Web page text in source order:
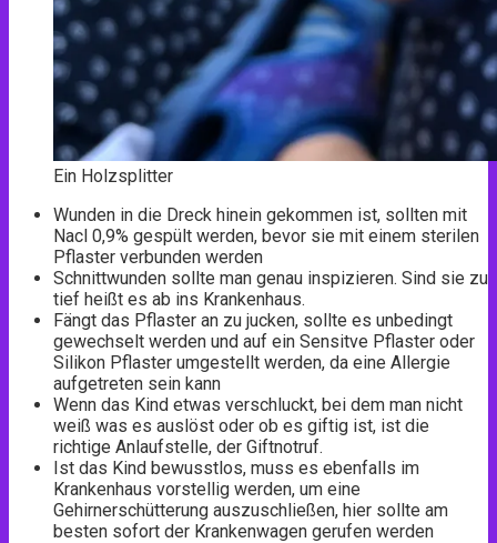
Ein Holzsplitter
Wunden in die Dreck hinein gekommen ist, sollten mit
Nacl 0,9% gespült werden, bevor sie mit einem sterilen
Pflaster verbunden werden
Schnittwunden sollte man genau inspizieren. Sind sie zu
tief heißt es ab ins Krankenhaus.
Fängt das Pflaster an zu jucken, sollte es unbedingt
gewechselt werden und auf ein Sensitve Pflaster oder
Silikon Pflaster umgestellt werden, da eine Allergie
aufgetreten sein kann
Wenn das Kind etwas verschluckt, bei dem man nicht
weiß was es auslöst oder ob es giftig ist, ist die
richtige Anlaufstelle, der Giftnotruf.
Ist das Kind bewusstlos, muss es ebenfalls im
Krankenhaus vorstellig werden, um eine
Gehirnerschütterung auszuschließen, hier sollte am
besten sofort der Krankenwagen gerufen werden